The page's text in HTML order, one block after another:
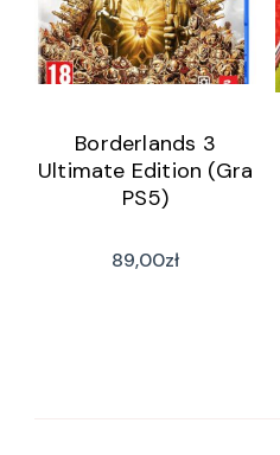
Borderlands 3
Ultimate Edition (Gra
PS5)
89,00zł